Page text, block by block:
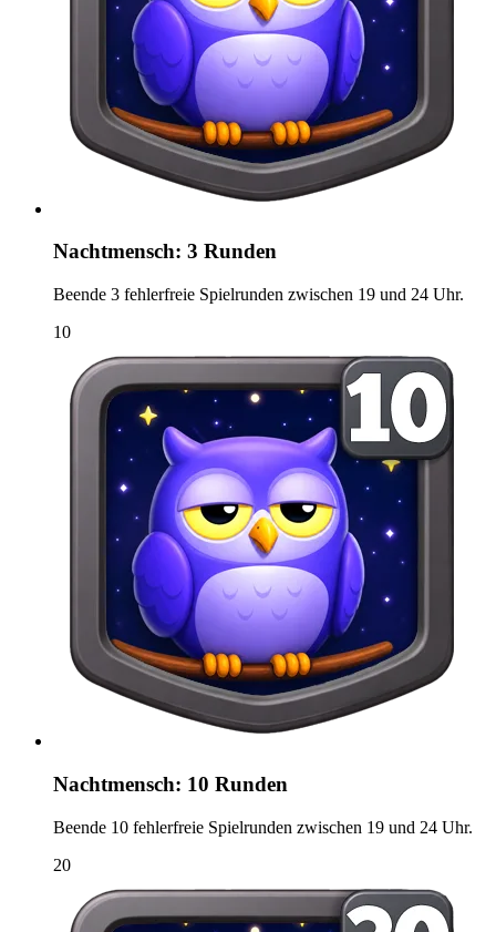
Nachtmensch: 3 Runden
Beende 3 fehlerfreie Spielrunden zwischen 19 und 24 Uhr.
10
Nachtmensch: 10 Runden
Beende 10 fehlerfreie Spielrunden zwischen 19 und 24 Uhr.
20